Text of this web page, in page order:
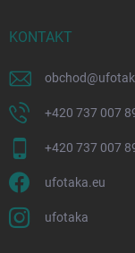
KONTAKT
obchod@
+420 737 007
+420 737 007
ufotaka.eu
ufotaka